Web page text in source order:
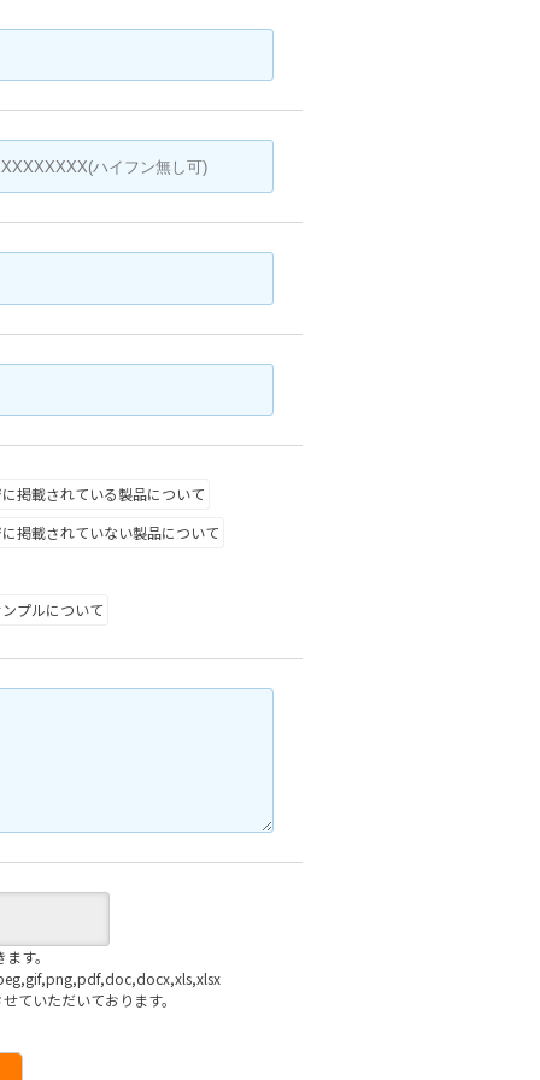
掲載されている製品について
掲載されていない製品について
プルについて
す。
ていただいております。